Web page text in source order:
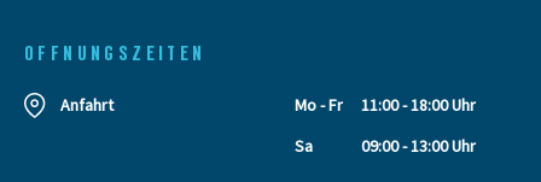
OFFNUNGSZEITEN
Anfahrt Mo - Fr
11:00 - 18:00 Uhr
Sa
09:00 - 13:00 Uhr